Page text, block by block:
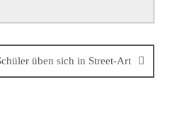
üben sich in Street-Art